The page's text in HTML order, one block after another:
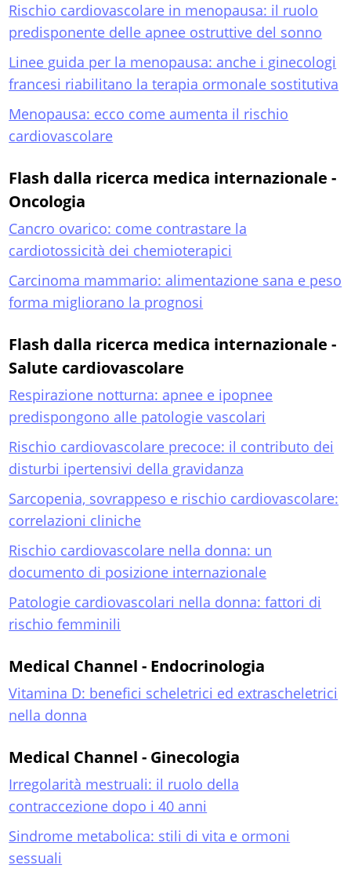
Rischio cardiovascolare in menopausa: il ruolo
predisponente delle apnee ostruttive del sonno
Linee guida per la menopausa: anche i ginecologi
francesi riabilitano la terapia ormonale sostitutiva
Menopausa: ecco come aumenta il rischio
cardiovascolare
Flash dalla ricerca medica internazionale -
Oncologia
Cancro ovarico: come contrastare la
cardiotossicità dei chemioterapici
Carcinoma mammario: alimentazione sana e peso
forma migliorano la prognosi
Flash dalla ricerca medica internazionale -
Salute cardiovascolare
Respirazione notturna: apnee e ipopnee
predispongono alle patologie vascolari
Rischio cardiovascolare precoce: il contributo dei
disturbi ipertensivi della gravidanza
Sarcopenia, sovrappeso e rischio cardiovascolare:
correlazioni cliniche
Rischio cardiovascolare nella donna: un
documento di posizione internazionale
Patologie cardiovascolari nella donna: fattori di
rischio femminili
Medical Channel - Endocrinologia
Vitamina D: benefici scheletrici ed extrascheletrici
nella donna
Medical Channel - Ginecologia
Irregolarità mestruali: il ruolo della
contraccezione dopo i 40 anni
Sindrome metabolica: stili di vita e ormoni
sessuali